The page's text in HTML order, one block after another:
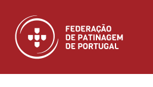
Skip to main content